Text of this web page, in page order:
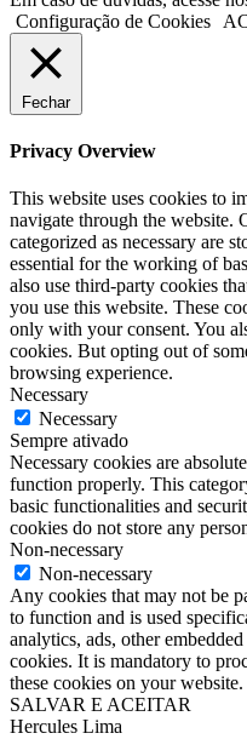
Configuração de Cookies
Fechar
Privacy Overview
This website uses cookies to
navigate through the website.
categorized as necessary are
essential for the working of
also use third-party cookies
you use this website. These
only with your consent. You
cookies. But opting out of
browsing experience.
Necessary
Necessary
Sempre ativado
Necessary cookies are
function properly. This
basic functionalities and
cookies do not store any
Non-necessary
Non-necessary
Any cookies that may not be
to function and is used
analytics, ads, other
cookies. It is mandatory to
these cookies on your website.
SALVAR E ACEITAR
Hercules Lima